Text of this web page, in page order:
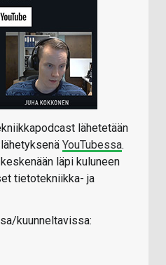
lähetetään
YouTubessa.
läpi kuluneen
tietotekniikka- ja
kuunneltavissa: